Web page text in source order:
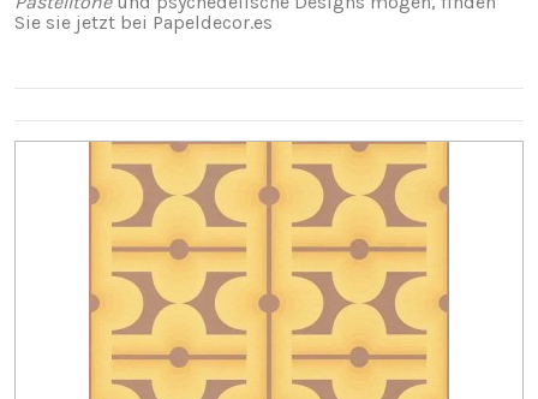
Sie sie jetzt bei Papeldecor.es